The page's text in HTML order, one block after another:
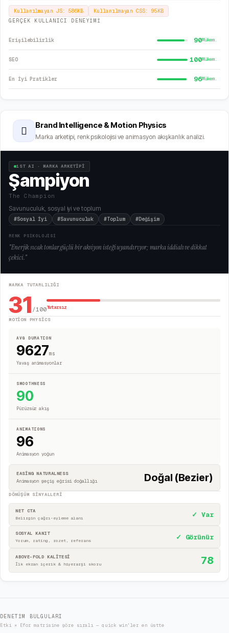
Kullanılmayan JS: 586KB Kullanılmayan CSS: 95KB
GERÇEK KULLANICI DENEYİMİ
Erişilebilirlik 90Mükem.
SEO 100Mükem.
En İyi Pratikler 96Mükem.
🫆 Brand Intelligence & Motion Physics
Marka arketipi, renk psikolojisi ve animasyon akışkanlık analizi.
1ST AI · MARKA ARKETİPİ
Şampiyon
The Champion
Savunuculuk, sosyal iyi ve toplum
#Sosyal İyi #Savunuculuk #Toplum #Değişim
RENK PSİKOLOJİSİ
"Enerjik sıcak tonlar güçlü bir aksiyon isteği uyandırıyor; marka iddialı ve dikkat
çekici."
MARKA TUTARLILIĞI
31 /100Tutarsız
MOTION PHYSICS
AVG DURATION
9627ms
Yavaş animasyonlar
SMOOTHNESS
90
Pürüzsüz akış
ANIMATIONS
96
Animasyon yoğun
EASING NATURALNESS
Animasyon geçiş eğrisi doğallığı
Doğal (Bezier)
DÖNÜŞÜM SINYALLERI
NET CTA
Belirgin çağrı-eyleme alanı ✓ Var
SOSYAL KANIT
Yorum, rating, rozet, referans ✓ Görünür
ABOVE-FOLD KALİTESİ
İlk ekran içerik & hiyerarşi skoru 78
DENETIM BULGULARI
Etki × Efor matrisine göre sıralı — quick win'ler en üstte